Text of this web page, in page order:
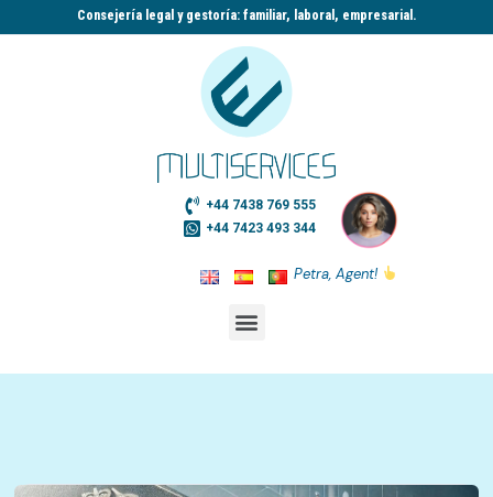
Consejería legal y gestoría: familiar, laboral, empresarial.​
+44 7438 769 555
+44 7423 493 344
Petra, Agent!